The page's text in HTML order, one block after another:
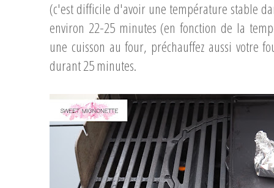
(c'est difficile d'avoir une température stable
environ 22-25 minutes (en fonction de la
une cuisson au four, préchauffez aussi votre
durant 25 minutes.